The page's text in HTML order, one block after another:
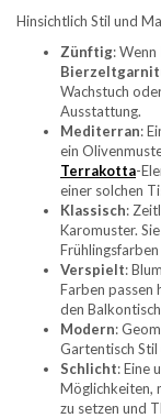
Hinsichtlich Stil und
Zünftig:
Wachstuch
Ausstattung.
Mediterran:
ein
Terrakotta-
einer solchen
Klassisch:
Karomuster.
Verspielt:
Farben passen
den
Modern:
Gartentisch Stil
Schlicht: Eine
Möglichkeiten,
zu setzen und